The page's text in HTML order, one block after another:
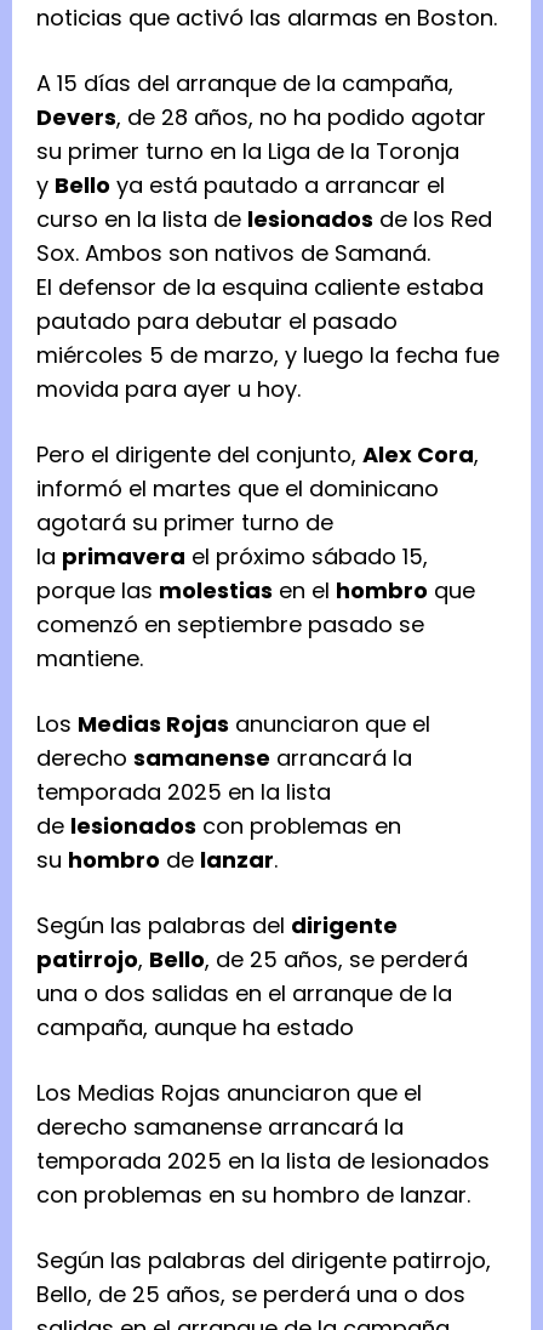
noticias que activó las alarmas en Boston.
A 15 días del arranque de la campaña,
Devers, de 28 años, no ha podido agotar
su primer turno en la Liga de la Toronja
y Bello ya está pautado a arrancar el
curso en la lista de lesionados de los Red
Sox. Ambos son nativos de Samaná.
El defensor de la esquina caliente estaba
pautado para debutar el pasado
miércoles 5 de marzo, y luego la fecha fue
movida para ayer u hoy.
Pero el dirigente del conjunto, Alex Cora,
informó el martes que el dominicano
agotará su primer turno de
la primavera el próximo sábado 15,
porque las molestias en el hombro que
comenzó en septiembre pasado se
mantiene.
Los Medias Rojas anunciaron que el
derecho samanense arrancará la
temporada 2025 en la lista
de lesionados con problemas en
su hombro de lanzar.
Según las palabras del dirigente
patirrojo, Bello, de 25 años, se perderá
una o dos salidas en el arranque de la
campaña, aunque ha estado
Los Medias Rojas anunciaron que el
derecho samanense arrancará la
temporada 2025 en la lista de lesionados
con problemas en su hombro de lanzar.
Según las palabras del dirigente patirrojo,
Bello, de 25 años, se perderá una o dos